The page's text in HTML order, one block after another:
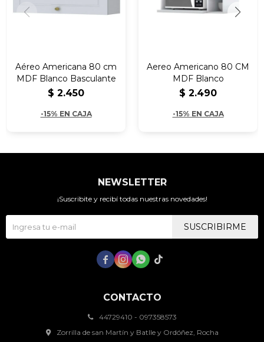
Aéreo Americana 80 cm
MDF Blanco Basculante
$ 2.450
-15% EN CAJA
Aereo Americano 80 CM
MDF Blanco
$ 2.490
-15% EN CAJA
CONTACTO
44729410 - 097358573
Zorrilla de san Martín y Batlle y Ordóñez, Rocha
NEWSLETTER
¡Suscribite y recibí todas nuestras novedades!
SUSCRIBIRME
   